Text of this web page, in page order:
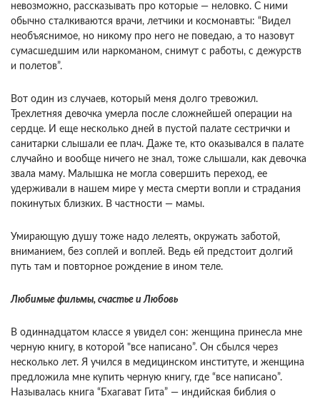
невозможно, рассказывать про которые — неловко. С ними
обычно сталкиваются врачи, летчики и космонавты: “Видел
необъяснимое, но никому про него не поведаю, а то назовут
сумасшедшим или наркоманом, снимут с работы, с дежурств
и полетов”.
Вот один из случаев, который меня долго тревожил.
Трехлетняя девочка умерла после сложнейшей операции на
сердце. И еще несколько дней в пустой палате сестрички и
санитарки слышали ее плач. Даже те, кто оказывался в палате
случайно и вообще ничего не знал, тоже слышали, как девочка
звала маму. Малышка не могла совершить переход, ее
удерживали в нашем мире у места смерти вопли и страдания
покинутых близких. В частности — мамы.
Умирающую душу тоже надо лелеять, окружать заботой,
вниманием, без соплей и воплей. Ведь ей предстоит долгий
путь там и повторное рождение в ином теле.
Любимые фильмы, счастье и Любовь
В одиннадцатом классе я увидел сон: женщина принесла мне
черную книгу, в которой "все написано”. Он сбылся через
несколько лет. Я учился в медицинском институте, и женщина
предложила мне купить черную книгу, где “все написано”.
Называлась книга “Бхагават Гита” — индийская библия о